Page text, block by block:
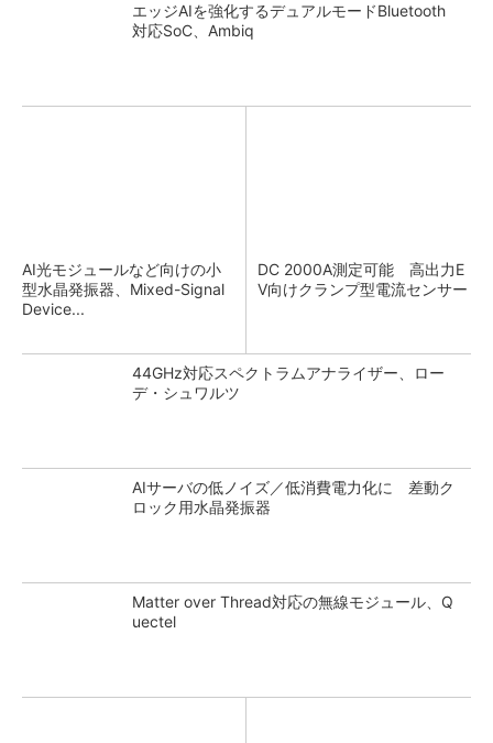
エッジAIを強化するデュアルモードBluetooth
対応SoC、Ambiq
AI光モジュールなど向けの小
型水晶発振器、Mixed-Signal
Device...
DC 2000A測定可能 高出力E
V向けクランプ型電流センサー
44GHz対応スペクトラムアナライザー、ロー
デ・シュワルツ
AIサーバの低ノイズ／低消費電力化に 差動ク
ロック用水晶発振器
Matter over Thread対応の無線モジュール、Q
uectel